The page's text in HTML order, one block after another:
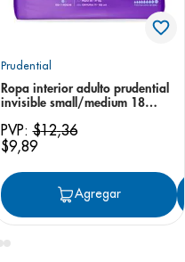
Agregar
Prudential
Ropa interior adulto prudential
invisible small/medium 18
PVP:$12,36
$9,89
Agregar